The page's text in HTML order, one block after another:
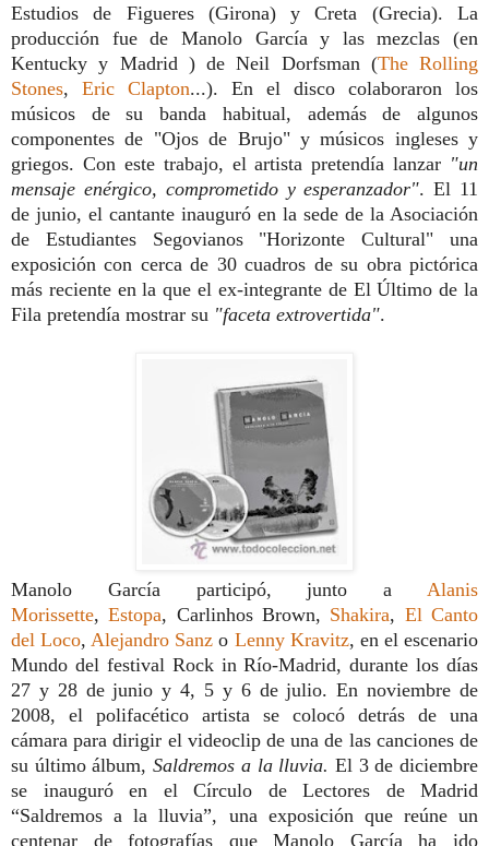
Estudios de Figueres (Girona) y Creta (Grecia). La
producción fue de Manolo García y las mezclas (en
Kentucky y Madrid ) de Neil Dorfsman (The Rolling
Stones, Eric Clapton...). En el disco colaboraron los
músicos de su banda habitual, además de algunos
componentes de "Ojos de Brujo" y músicos ingleses y
griegos. Con este trabajo, el artista pretendía lanzar "un
mensaje enérgico, comprometido y esperanzador". El 11
de junio, el cantante inauguró en la sede de la Asociación
de Estudiantes Segovianos "Horizonte Cultural" una
exposición con cerca de 30 cuadros de su obra pictórica
más reciente en la que el ex-integrante de El Último de la
Fila pretendía mostrar su "faceta extrovertida".
Manolo García participó, junto a Alanis
Morissette,Estopa, Carlinhos Brown, Shakira, El Canto
del Loco, Alejandro Sanzo Lenny Kravitz, en el escenario
Mundo del festival Rock in Río-Madrid, durante los días
27 y 28 de junio y 4, 5 y 6 de julio. En noviembre de
2008, el polifacético artista se colocó detrás de una
cámara para dirigir el videoclip de una de las canciones de
su último álbum,Saldremos a la lluvia. El 3 de diciembre
se inauguró en el Círculo de Lectores de Madrid
“Saldremos a la lluvia”, una exposición que reúne un
centenar de fotografías que Manolo García ha ido